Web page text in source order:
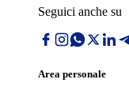
Seguici anche su
Area personale